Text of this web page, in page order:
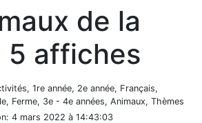
de la
5 affiches
1re année, 2e année, Français,
Ferme, 3e - 4e années, Animaux, Thèmes
: 4 mars 2022 à 14:43:03